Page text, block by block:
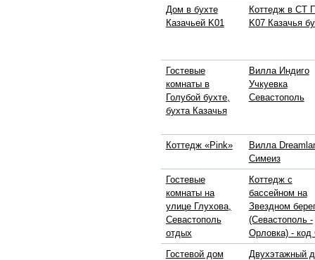
Дом в бухте
Казачьей K01
Коттедж в СТ
K07 Казачья
Гостевые
комнаты в
Голубой бухте,
бухта Казачья
Вилла Индиго
Учкуевка
Севастополь
Коттедж «Pink»
Вилла
Симеиз
Гостевые
комнаты на
улице Глухова,
Севастополь
отдых
Коттедж с
бассейном на
Звездном
(Севастополь -
Орловка) - код
Гостевой дом
Двухэтажный